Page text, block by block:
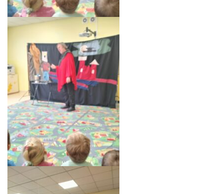
REJESTRACJA KONTA
KONTAKT